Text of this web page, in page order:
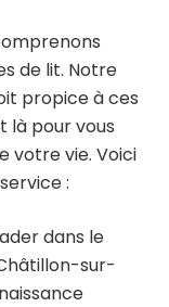
de lit. Notre
propice à ces
là pour vous
votre vie. Voici
:
dans le
sur-